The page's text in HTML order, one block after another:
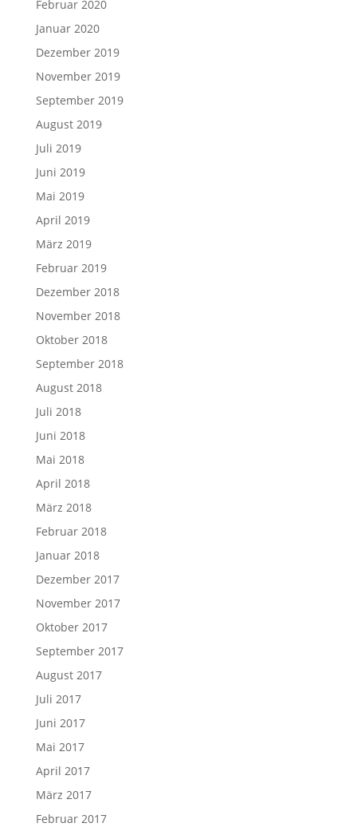
Februar 2020
Januar 2020
Dezember 2019
November 2019
September 2019
August 2019
Juli 2019
Juni 2019
Mai 2019
April 2019
März 2019
Februar 2019
Dezember 2018
November 2018
Oktober 2018
September 2018
August 2018
Juli 2018
Juni 2018
Mai 2018
April 2018
März 2018
Februar 2018
Januar 2018
Dezember 2017
November 2017
Oktober 2017
September 2017
August 2017
Juli 2017
Juni 2017
Mai 2017
April 2017
März 2017
Februar 2017